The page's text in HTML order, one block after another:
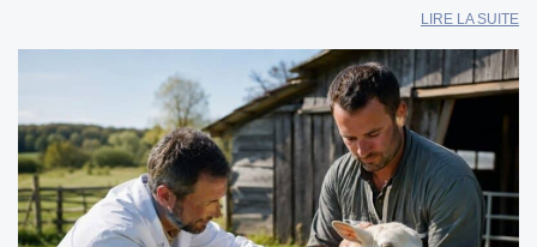
LIRE LA SUITE